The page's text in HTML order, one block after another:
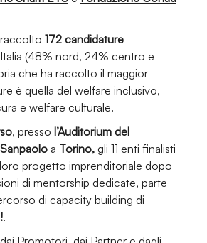
172 candidature
(48% nord, 24% centro e
che ha raccolto il maggior
è quella del welfare inclusivo,
e welfare culturale.
, presso l’Auditorium del
a Torino,gli 11 enti finalisti
progetto imprenditoriale dopo
di mentorship dedicate, parte
di capacity building di
.